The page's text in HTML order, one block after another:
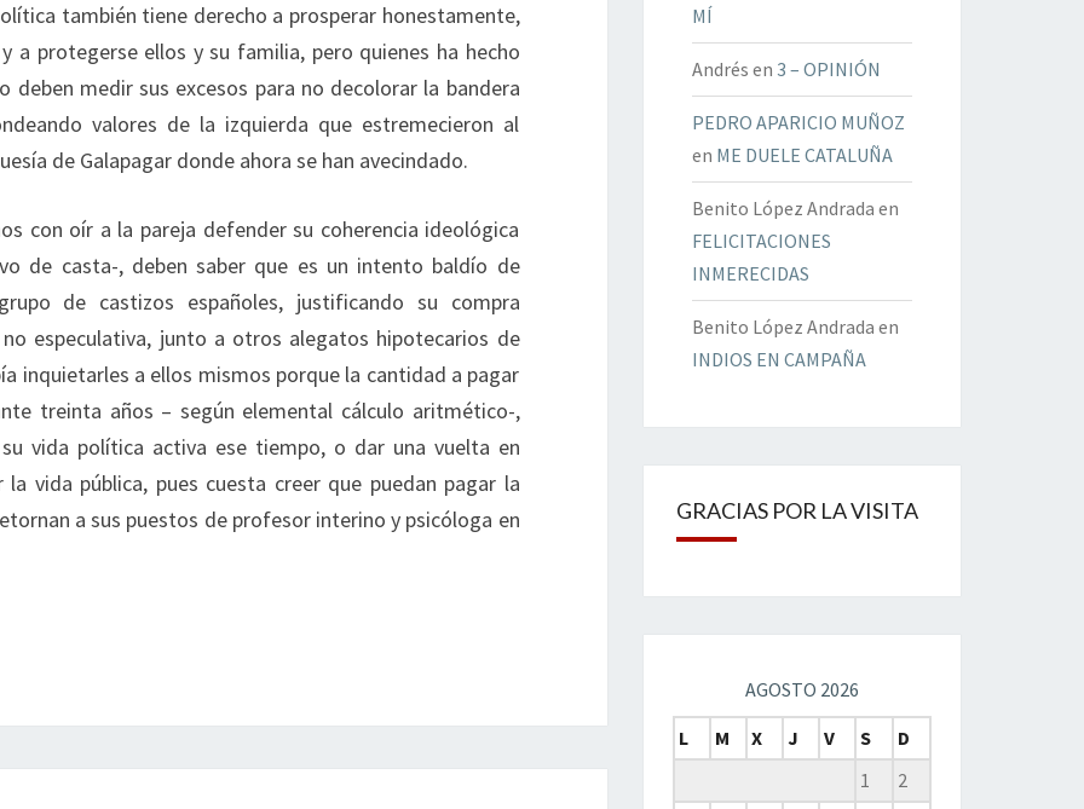
también tiene derecho a prosperar honestamente,
a protegerse ellos y su familia, pero quienes ha hecho
deben medir sus excesos para no decolorar la bandera
valores de la izquierda que estremecieron al
de Galapagar donde ahora se han avecindado.
con oír a la pareja defender su coherencia ideológica
de casta-, deben saber que es un intento baldío de
de castizos españoles, justificando su compra
especulativa, junto a otros alegatos hipotecarios de
inquietarles a ellos mismos porque la cantidad a pagar
treinta años – según elemental cálculo aritmético-,
vida política activa ese tiempo, o dar una vuelta en
vida pública, pues cuesta creer que puedan pagar la
a sus puestos de profesor interino y psicóloga en
MÍ
Andrés en 3 – OPINIÓN
PEDRO APARICIO MUÑOZ
en ME DUELE CATALUÑA
Benito López Andrada en
FELICITACIONES
INMERECIDAS
Benito López Andrada en
INDIOS EN CAMPAÑA
GRACIAS POR LA VISITA
AGOSTO 2026
L
M X J V S
D
1
2